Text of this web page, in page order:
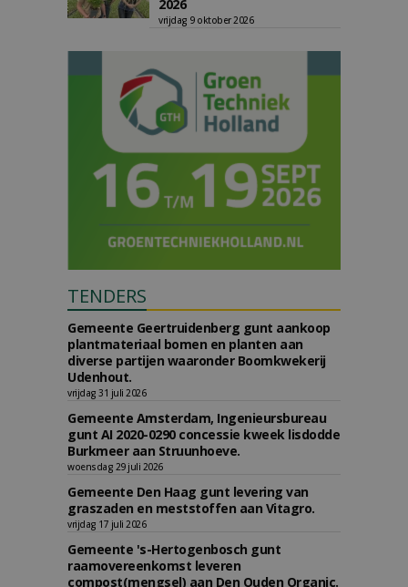
2026
vrijdag 9 oktober 2026
TENDERS
Gemeente Geertruidenberg gunt aankoop
plantmateriaal bomen en planten aan
diverse partijen waaronder Boomkwekerij
Udenhout.
vrijdag 31 juli 2026
Gemeente Amsterdam, Ingenieursbureau
gunt AI 2020-0290 concessie kweek lisdodde
Burkmeer aan Struunhoeve.
woensdag 29 juli 2026
Gemeente Den Haag gunt levering van
graszaden en meststoffen aan Vitagro.
vrijdag 17 juli 2026
Gemeente 's-Hertogenbosch gunt
raamovereenkomst leveren
compost(mengsel) aan Den Ouden Organic.